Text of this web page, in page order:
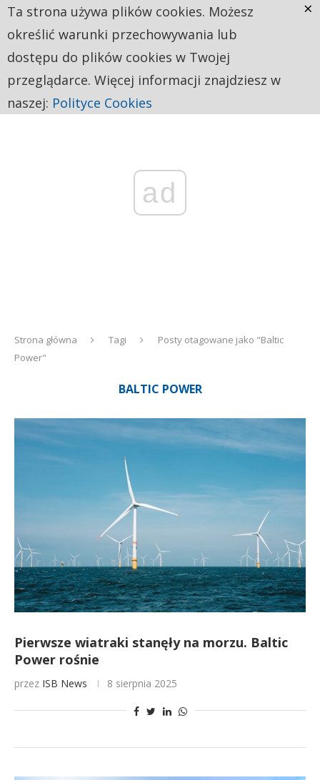
ad
Strona główna Tagi
Posty otagowane jako "Baltic
Power"
BALTIC POWER
Pierwsze wiatraki stanęły na morzu. Baltic
Power rośnie
przez ISB News 8 sierpnia 2025
Ta strona używa plików cookies. Możesz
określić warunki przechowywania lub
dostępu do plików cookies w Twojej
przeglądarce. Więcej informacji znajdziesz w
naszej: Polityce Cookies
×